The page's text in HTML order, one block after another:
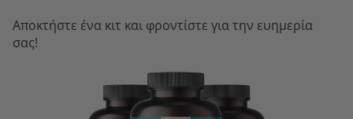
Αποκτήστε ένα κιτ και φροντίστε για την ευημερία
σας!